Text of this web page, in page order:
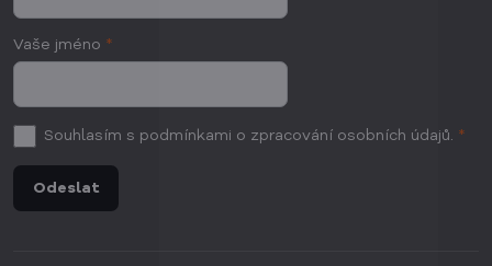
Vaše jméno *
Souhlasím s podmínkami o zpracování osobních údajů. *
Odeslat